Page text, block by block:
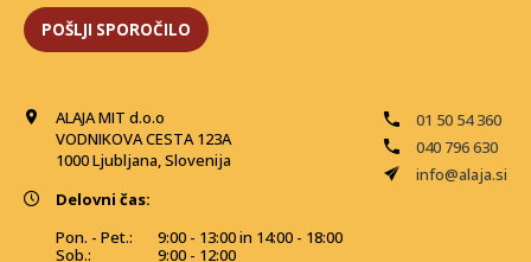
ALAJA MIT d.o.o
VODNIKOVA CESTA 123A
1000 Ljubljana, Slovenija
01 50 54 360
040 796 630
info@alaja.si
Delovni čas:
Pon. - Pet.:
Sob.:
9:00 - 13:00 in 14:00 - 18:00
9:00 - 12:00